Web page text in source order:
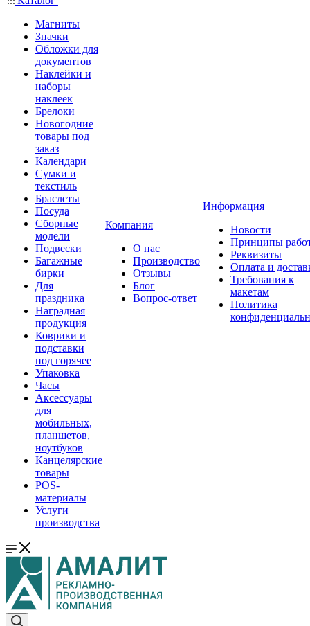
Магниты
Значки
Обложки для
документов
Наклейки и
наборы
наклеек
Брелоки
Новогодние
товары под
заказ
Календари
Сумки и
текстиль
Браслеты
Посуда
Сборные
модели
Подвески
Багажные
бирки
Для
праздника
Наградная
продукция
Коврики и
подставки
под горячее
Упаковка
Часы
Аксессуары
для
мобильных,
планшетов,
ноутбуков
Канцелярские
товары
POS-
материалы
Услуги
производства
Компания
О нас
Производство
Отзывы
Блог
Вопрос-ответ
Информация
Новости
Принципы
Реквизиты
Оплата и
Требования к
макетам
Политика